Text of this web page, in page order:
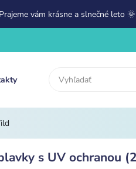
vám krásne a slnečné leto 🌞
s UV ochranou